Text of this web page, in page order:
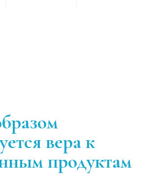
вера к
продуктам